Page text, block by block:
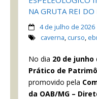
NA GRUTA REI
4 de julho de 2026
caverna, curso,
No dia 20 de junho
Prático de
promovido pela
da OAB/MG –